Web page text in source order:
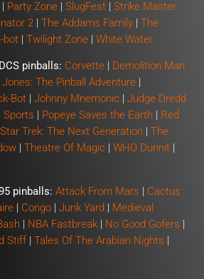
| Party Zone | SlugFest | Strike Master
2 | The Addams Family | The
bot | Twilight Zone | White Water
pinballs: Corvette | Demolition Man
Jones: The Pinball Adventure |
Bot | Johnny Mnemonic | Judge Dredd
Sports | Popeye Saves the Earth | Red
Star Trek: The Next Generation | The
| Theatre Of Magic | WHO Dunnit |
pinballs: Attack From Mars | Cactus
| Congo | Junk Yard | Medieval
| NBA Fastbreak | No Good Gofers |
Stiff | Tales Of The Arabian Nights |